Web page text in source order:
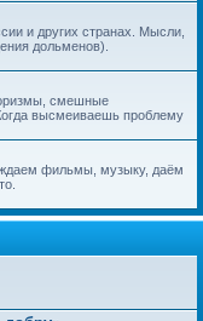
и других странах. Мысли,
дольменов).
смешные
высмеиваешь проблему
фильмы, музыку, даём